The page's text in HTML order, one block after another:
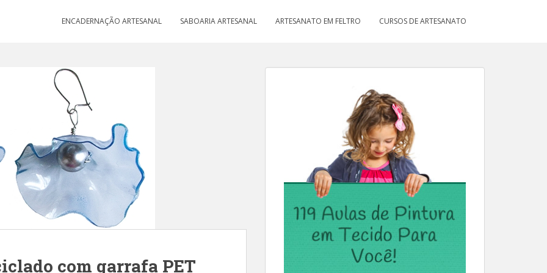
ENCADERNAÇÃO ARTESANAL SABOARIA ARTESANAL ARTESANATO EM FELTRO CURSOS DE ARTESANATO
com garrafa PET